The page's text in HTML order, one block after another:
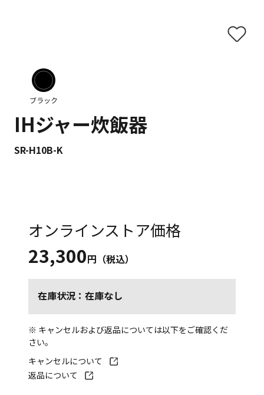
ブラック
IHジャー炊飯器
SR-H10B-K
オンラインストア価格
23,300円（税込）
在庫状況：在庫なし
※ キャンセルおよび返品については以下をご確認くだ
さい。
キャンセルについて
返品について